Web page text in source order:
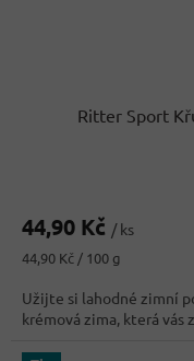
Ritter Sport
44,90 Kč / ks
Měrná
44,90 Kč / 100 g
Užijte si lahodné zimní
krémová zima, která vás